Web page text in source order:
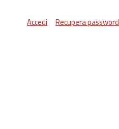
Accedi Recupera password